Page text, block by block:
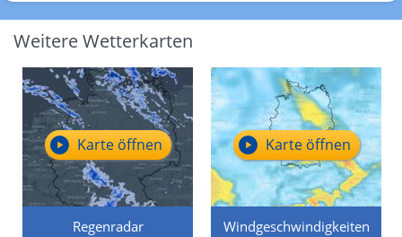
Weitere Wetterkarten
Regenradar
Karte öffnen
Windgeschwindigkeiten
Karte öffnen